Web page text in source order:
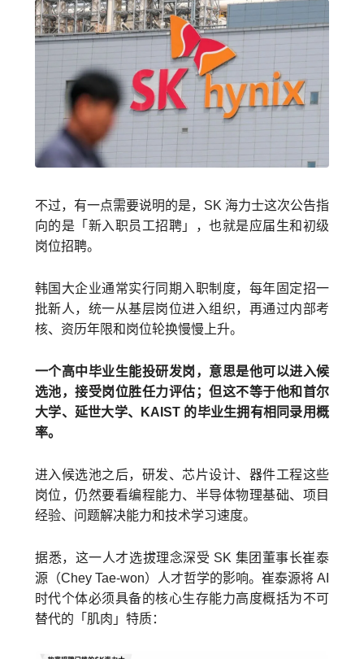
不过，有一点需要说明的是，SK 海力士这次公告指
向的是「新入职员工招聘」，也就是应届生和初级
岗位招聘。
韩国大企业通常实行同期入职制度，每年固定招一
批新人，统一从基层岗位进入组织，再通过内部考
核、资历年限和岗位轮换慢慢上升。
一个高中毕业生能投研发岗，意思是他可以进入候
选池，接受岗位胜任力评估；但这不等于他和首尔
大学、延世大学、KAIST 的毕业生拥有相同录用概
率。
进入候选池之后，研发、芯片设计、器件工程这些
岗位，仍然要看编程能力、半导体物理基础、项目
经验、问题解决能力和技术学习速度。
据悉，这一人才选拔理念深受 SK 集团董事长崔泰
源（Chey Tae-won）人才哲学的影响。崔泰源将 AI
时代个体必须具备的核心生存能力高度概括为不可
替代的「肌肉」特质：